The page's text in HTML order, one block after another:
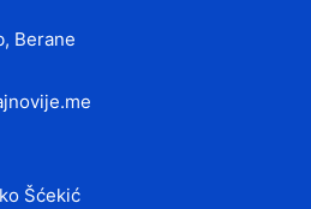
Berane
Šćekić